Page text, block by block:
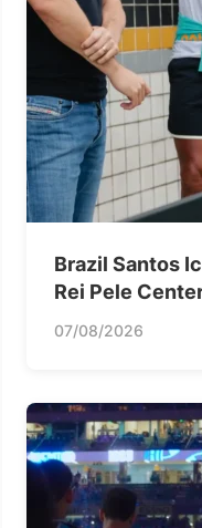
Brazil Santos
Rei Pele
07/08/2026